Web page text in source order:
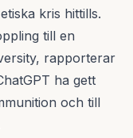
kris hittills.
till en
rapporterar
ha gett
och till